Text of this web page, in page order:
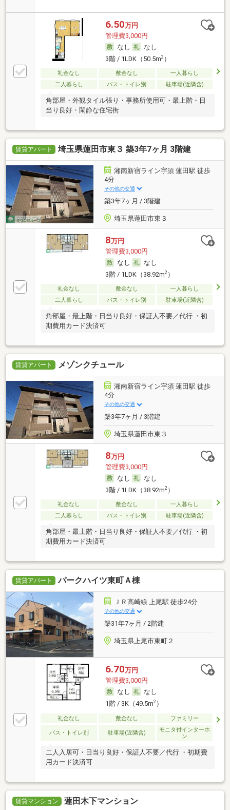
6.50万円
管理費3,000円
なし
なし
3階 / 1LDK（50.5m2）
礼金なし 敷金なし
一人暮らし
二人暮らし
バス・トイレ別 駐車場(近隣含)
角部屋・外観タイル張り・事務所使用可・最上階・日
当り良好・閑静な住宅街
賃貸アパート 埼玉県蓮田市東３ 築3年7ヶ月 3階建
湘南新宿ライン宇須 蓮田駅 徒歩
4分
その他の交通
築3年7ヶ月 / 3階建
埼玉県蓮田市東３
8万円
管理費3,000円
なし
なし
3階 / 1LDK（38.92m2）
礼金なし 敷金なし
一人暮らし
二人暮らし
バス・トイレ別 駐車場(近隣含)
角部屋・最上階・日当り良好・保証人不要／代行 ・初
期費用カード決済可
賃貸アパート メゾンクチュール
湘南新宿ライン宇須 蓮田駅 徒歩
4分
その他の交通
築3年7ヶ月 / 3階建
埼玉県蓮田市東３
8万円
管理費3,000円
なし
なし
3階 / 1LDK（38.92m2）
礼金なし 敷金なし
一人暮らし
二人暮らし
バス・トイレ別 駐車場(近隣含)
角部屋・最上階・日当り良好・保証人不要／代行 ・初
期費用カード決済可
賃貸アパート パークハイツ東町Ａ棟
ＪＲ高崎線 上尾駅 徒歩24分
その他の交通
築31年7ヶ月 / 2階建
埼玉県上尾市東町２
6.70万円
管理費3,000円
なし
なし
1階 / 3K（49.5m2）
礼金なし 敷金なし ファミリー
バス・トイレ別 駐車場(近隣含)
モニタ付インターホ
ン
二人入居可・日当り良好・保証人不要／代行 ・初期費
用カード決済可
賃貸マンション 蓮田木下マンション